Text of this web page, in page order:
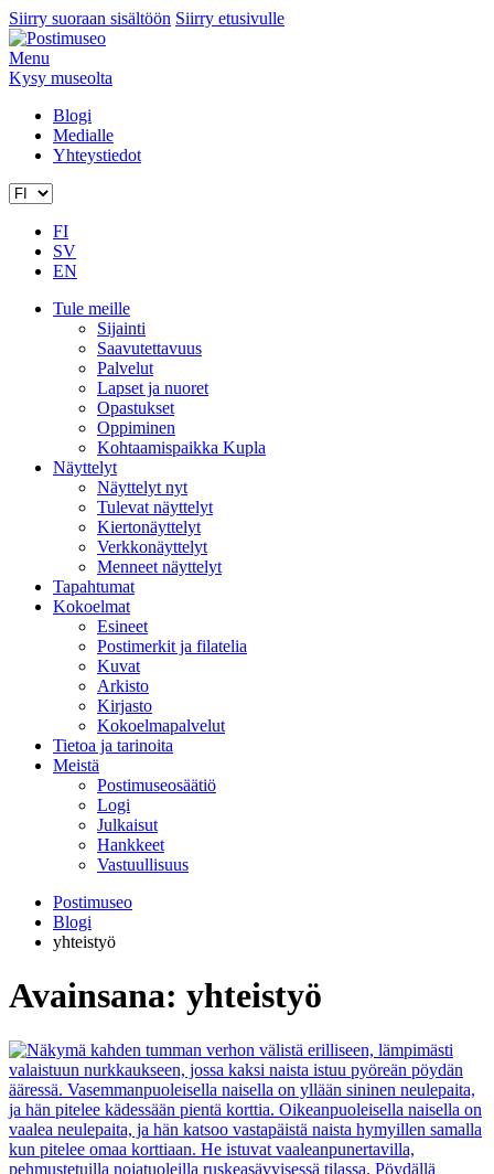
Siirry suoraan sisältöön Siirry etusivulle
Menu
Kysy museolta
Blogi
Medialle
Yhteystiedot
FI
SV
EN
Tule meille
Sijainti
Saavutettavuus
Palvelut
Lapset ja nuoret
Opastukset
Oppiminen
Kohtaamispaikka Kupla
Näyttelyt
Näyttelyt nyt
Tulevat näyttelyt
Kiertonäyttelyt
Verkkonäyttelyt
Menneet näyttelyt
Tapahtumat
Kokoelmat
Esineet
Postimerkit ja filatelia
Kuvat
Arkisto
Kirjasto
Kokoelmapalvelut
Tietoa ja tarinoita
Meistä
Postimuseosäätiö
Logi
Julkaisut
Hankkeet
Vastuullisuus
Postimuseo
Blogi
yhteistyö
Avainsana: yhteistyö